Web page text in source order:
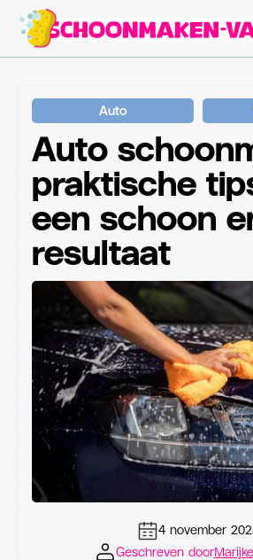
Auto
Auto
praktische
een schoon
resultaat
4 november
Geschreven door